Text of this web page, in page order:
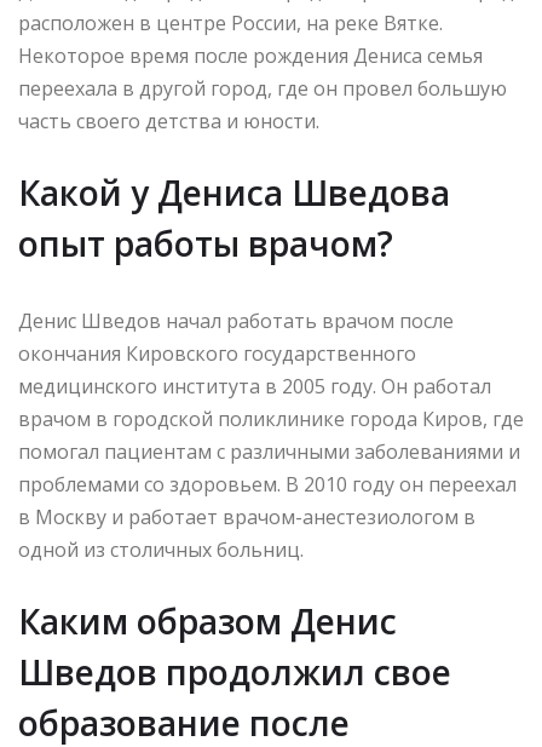
расположен в центре России, на реке Вятке.
Некоторое время после рождения Дениса семья
переехала в другой город, где он провел большую
часть своего детства и юности.
Какой у Дениса Шведова
опыт работы врачом?
Денис Шведов начал работать врачом после
окончания Кировского государственного
медицинского института в 2005 году. Он работал
врачом в городской поликлинике города Киров, где
помогал пациентам с различными заболеваниями и
проблемами со здоровьем. В 2010 году он переехал
в Москву и работает врачом-анестезиологом в
одной из столичных больниц.
Каким образом Денис
Шведов продолжил свое
образование после